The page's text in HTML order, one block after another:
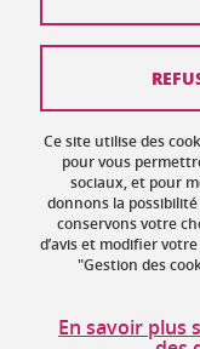
Mentions légales
Données
Gestion des
Accessibilité : non
Ce site utilise des
pour vous
sociaux, et pour
donnons la possibilité
conservons votre
d’avis et modifier
"Gestion des
En savoir plus